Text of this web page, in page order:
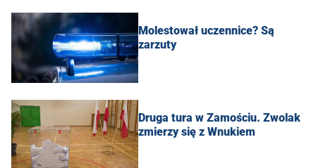
Molestował uczennice? Są
zarzuty
Druga tura w Zamościu. Zwolak
zmierzy się z Wnukiem